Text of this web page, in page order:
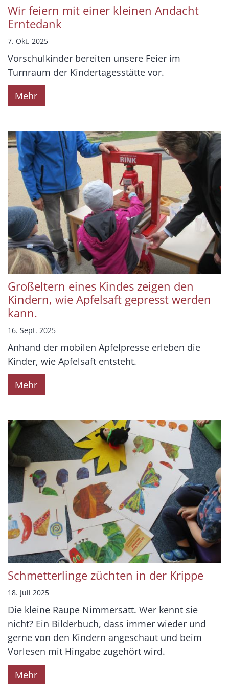
Wir feiern mit einer kleinen Andacht
Erntedank
7. Okt. 2025
Vorschulkinder bereiten unsere Feier im
Turnraum der Kindertagesstätte vor.
Mehr
Großeltern eines Kindes zeigen den
Kindern, wie Apfelsaft gepresst werden
kann.
16. Sept. 2025
Anhand der mobilen Apfelpresse erleben die
Kinder, wie Apfelsaft entsteht.
Mehr
Schmetterlinge züchten in der Krippe
18. Juli 2025
Die kleine Raupe Nimmersatt. Wer kennt sie
nicht? Ein Bilderbuch, dass immer wieder und
gerne von den Kindern angeschaut und beim
Vorlesen mit Hingabe zugehört wird.
Mehr